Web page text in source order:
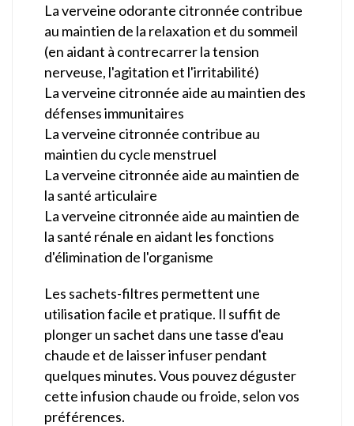
La verveine odorante citronnée contribue
au maintien de la relaxation et du sommeil
(en aidant à contrecarrer la tension
nerveuse, l'agitation et l'irritabilité)
La verveine citronnée aide au maintien des
défenses immunitaires
La verveine citronnée contribue au
maintien du cycle menstruel
La verveine citronnée aide au maintien de
la santé articulaire
La verveine citronnée aide au maintien de
la santé rénale en aidant les fonctions
d'élimination de l'organisme
Les sachets-filtres permettent une
utilisation facile et pratique. Il suffit de
plonger un sachet dans une tasse d'eau
chaude et de laisser infuser pendant
quelques minutes. Vous pouvez déguster
cette infusion chaude ou froide, selon vos
préférences.